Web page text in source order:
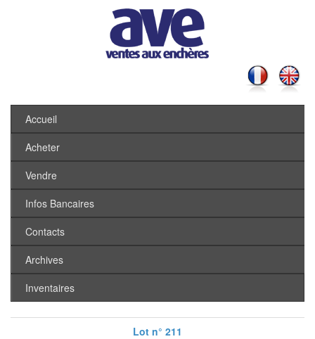
Accueil
Acheter
Vendre
Infos Bancaires
Contacts
Archives
Inventaires
Lot n° 211